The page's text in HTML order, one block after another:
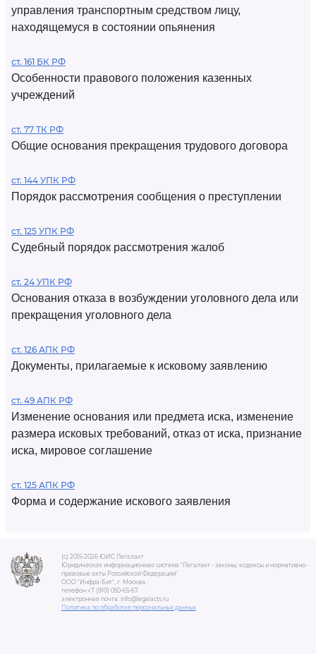
управления транспортным средством лицу,
находящемуся в состоянии опьянения
ст. 161 БК РФ
Особенности правового положения казенных
учреждений
ст. 77 ТК РФ
Общие основания прекращения трудового договора
ст. 144 УПК РФ
Порядок рассмотрения сообщения о преступлении
ст. 125 УПК РФ
Судебный порядок рассмотрения жалоб
ст. 24 УПК РФ
Основания отказа в возбуждении уголовного дела или
прекращения уголовного дела
ст. 126 АПК РФ
Документы, прилагаемые к исковому заявлению
ст. 49 АПК РФ
Изменение основания или предмета иска, изменение
размера исковых требований, отказ от иска, признание
иска, мировое соглашение
ст. 125 АПК РФ
Форма и содержание искового заявления
(c) 2015-2026 ЮИС Легалакт
Юридическая информационная система "Легалакт - законы, кодексы и нормативно-
правовые акты Российской Федерации"
ООО "Инфра-Бит", г. Москва.
телефон +7 (910) 050-65-67
электронная почта: info@legalacts.ru
Политика по обработке персональных данных